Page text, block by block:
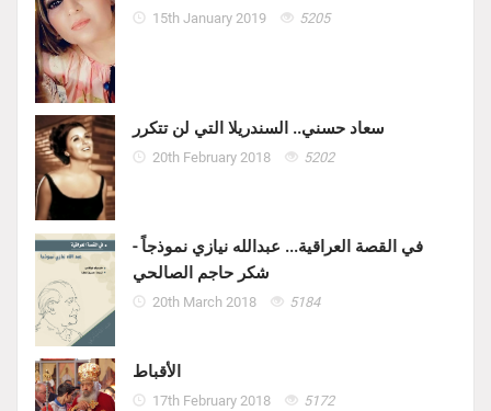
15th January 2019 5205
سعاد حسني.. السندريلا التي لن تتكرر
20th February 2018 5202
في القصة العراقية... عبدالله نيازي نموذجاً -
شكر حاجم الصالحي
20th March 2018 5184
الأقباط
17th February 2018 5172